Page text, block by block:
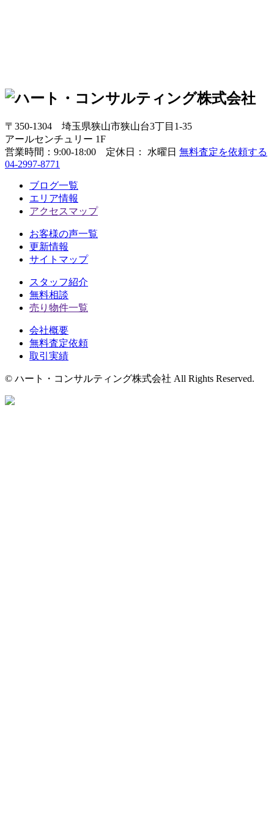
〒350-1304 埼玉県狭山市狭山台3丁目1-35
アールセンチュリー 1F
営業時間： 9:00-18:00 定休日： 水曜日 無料査定を依頼する
04-2997-8771
ブログ一覧
エリア情報
アクセスマップ
お客様の声一覧
更新情報
サイトマップ
スタッフ紹介
無料相談
売り物件一覧
会社概要
無料査定依頼
取引実績
© ハート・コンサルティング株式会社 All Rights Reserved.